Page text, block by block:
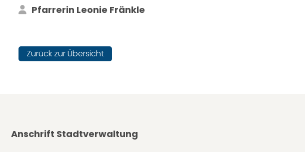
Pfarrerin Leonie Fränkle
Zurück zur Übersicht
Anschrift Stadtverwaltung